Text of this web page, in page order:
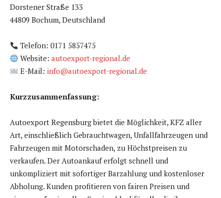
Dorstener Straße 133
44809 Bochum, Deutschland
Telefon: 0171 5857475
Website:autoexport-regional.de
E-Mail: info@autoexport-regional.de
Kurzzusammenfassung:
Autoexport Regensburg bietet die Möglichkeit, KFZ aller
Art, einschließlich Gebrauchtwagen, Unfallfahrzeugen und
Fahrzeugen mit Motorschaden, zu Höchstpreisen zu
verkaufen. Der Autoankauf erfolgt schnell und
unkompliziert mit sofortiger Barzahlung und kostenloser
Abholung. Kunden profitieren von fairen Preisen und